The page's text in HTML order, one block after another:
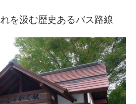
を汲む歴史あるバス路線